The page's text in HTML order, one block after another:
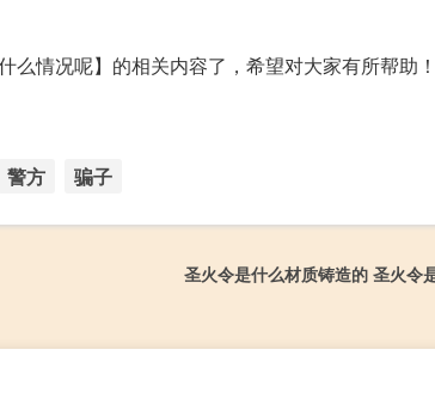
么情况呢】的相关内容了，希望对大家有所帮助
警方 骗子
圣火令是什么材质铸造的 圣火令